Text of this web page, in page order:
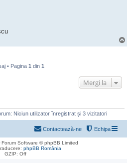
• Pagina 1 din 1
Mergi la
Niciun utilizator înregistrat și 3 vizitatori
Echipa
Contactează-ne
Forum Software © phpBB Limited
phpBB România
GZIP: Off